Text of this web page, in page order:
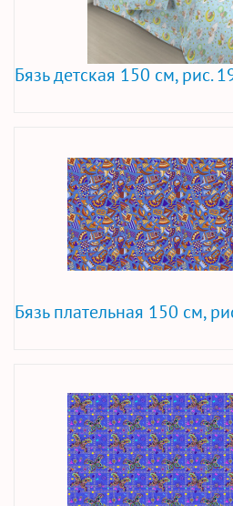
Бязь детская 150 см, рис.
Бязь плательная 150 см,